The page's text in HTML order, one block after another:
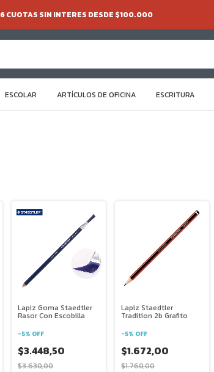
6 CUOTAS SIN INTERES DESDE $100.000
ESCOLAR ARTÍCULOS DE OFICINA ESCRITURA
Lapiz Goma Staedtler
Rasor Con Escobilla
-5% OFF
$3.448,50
$3.630,00
Lapiz Staedtler
Tradition 2b Grafito
-5% OFF
$1.672,00
$1.760,00